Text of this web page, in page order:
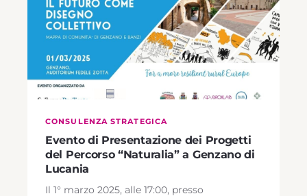
CONSULENZA STRATEGICA
Evento di Presentazione dei Progetti
del Percorso “Naturalia” a Genzano di
Lucania
Il 1° marzo 2025, alle 17:00, presso